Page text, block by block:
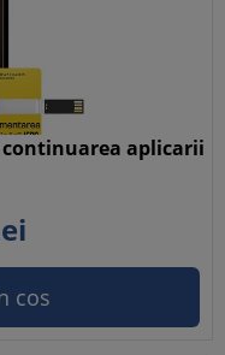
aplicarii
cos